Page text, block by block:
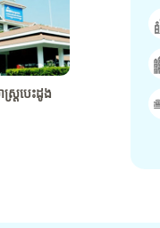
រ្តបេះដូង